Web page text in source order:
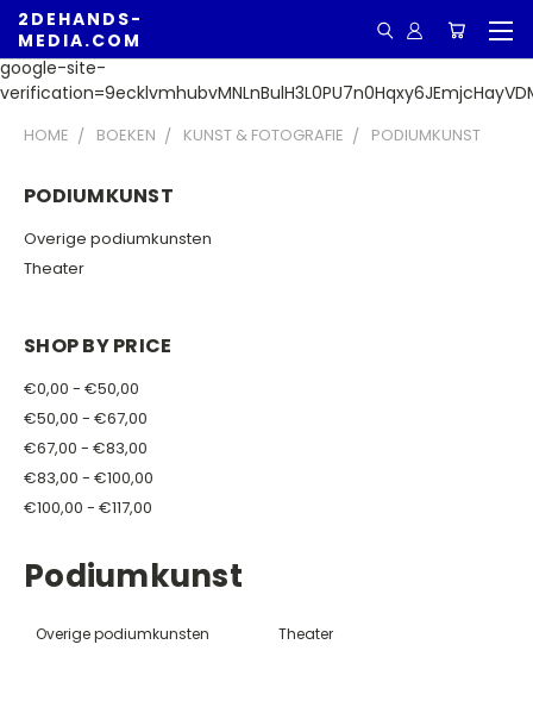
google-site-
2DEHANDS-
MEDIA.COM
HOME BOEKEN KUNST & FOTOGRAFIE PODIUMKUNST
PODIUMKUNST
Overige podiumkunsten
Theater
SHOP BY PRICE
€0,00 - €50,00
€50,00 - €67,00
€67,00 - €83,00
€83,00 - €100,00
€100,00 - €117,00
Podiumkunst
Overige podiumkunsten Theater